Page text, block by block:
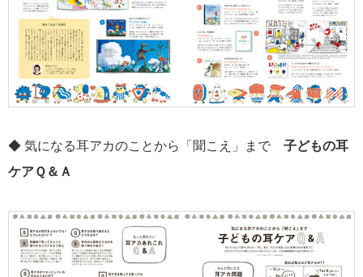
◆ 気になる耳アカのことから「聞こえ」まで 子どもの耳
ケアＱ＆Ａ